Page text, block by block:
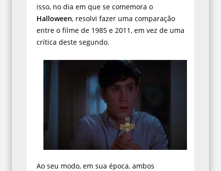
isso, no dia em que se comemora o
Halloween, resolvi fazer uma comparação
entre o filme de 1985 e 2011, em vez de uma
crítica deste segundo.
Ao seu modo, em sua época, ambos